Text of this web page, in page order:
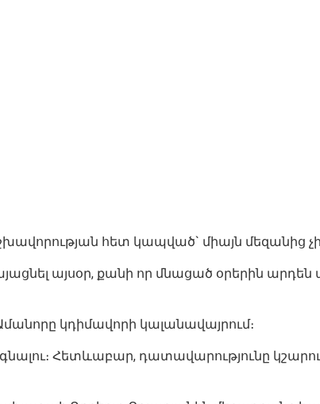
հետ կապված` միայն մեզանից
այսօր, քանի որ մնացած օրերին
կդիմավորի կալանավայրում։
Հետևաբար, դատավարությունը